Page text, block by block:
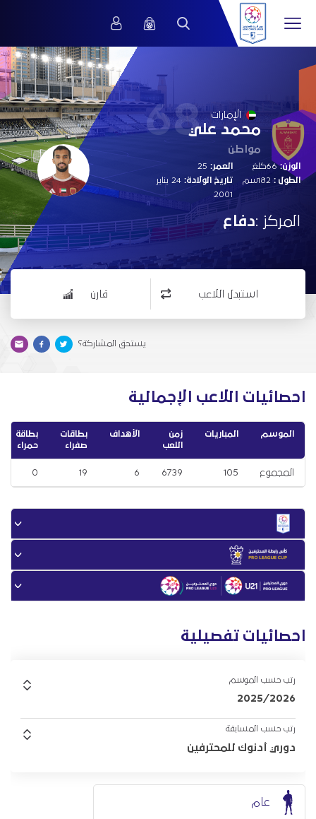
68 الإمارات
محمد علي
مواطن
الوزن:66كلغ
الطول :
العمر:
تاريخ الولادة:
24 يناير
2001
المركز :دفاع
استبدل اللاعب قارن
يستحق المشاركة؟
احصائيات اللاعب الإجمالية
الموسم المباريات
زمن
اللعب
الأهداف
بطاقات
صفراء
بطاقة
حمراء
المجموع 105
6739
6
19
0
احصائيات تفصيلية
رتب حسب الموسم
2025/2026
رتب حسب المسابقة
دوري أدنوك للمحترفين
عام